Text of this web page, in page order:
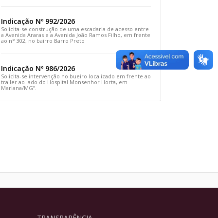
Indicação Nº 992/2026
Solicita-se construção de uma escadaria de acesso entre
a Avenida Araras e a Avenida João Ramos Filho, em frente
ao n° 302, no bairro Barro Preto
Indicação Nº 986/2026
Solicita-se intervenção no bueiro localizado em frente ao
trailer ao lado do Hospital Monsenhor Horta, em
Mariana/MG”.